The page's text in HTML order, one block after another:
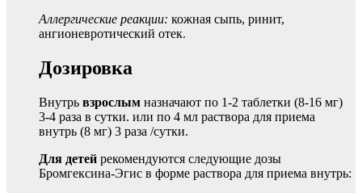
Аллергические реакции: кожная сыпь, ринит,
ангионевротический отек.
Дозировка
Внутрь взрослым назначают по 1-2 таблетки (8-16 мг)
3-4 раза в сутки. или по 4 мл раствора для приема
внутрь (8 мг) 3 раза /сутки.
Для детей рекомендуются следующие дозы
Бромгексина-Эгис в форме раствора для приема внутрь: